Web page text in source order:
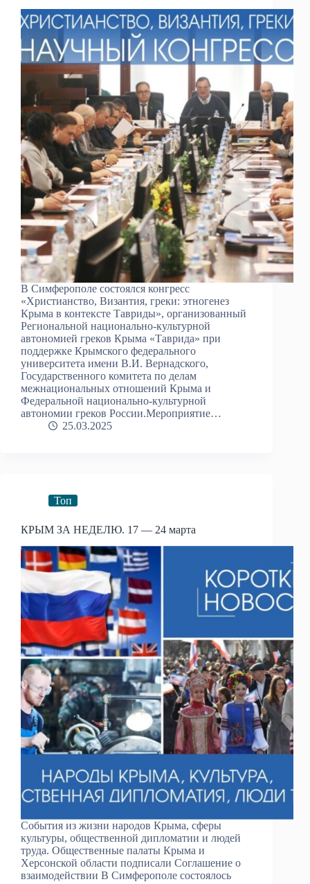
В Симферополе состоялся конгресс
«Христианство, Византия, греки: этногенез
Крыма в контексте Тавриды», организованный
Региональной национально-культурной
автономией греков Крыма «Таврида» при
поддержке Крымского федерального
университета имени В.И. Вернадского,
Государственного комитета по делам
межнациональных отношений Крыма и
Федеральной национально-культурной
автономии греков России.Мероприятие…
25.03.2025
Топ
КРЫМ ЗА НЕДЕЛЮ. 17 — 24 марта
События из жизни народов Крыма, сферы
культуры, общественной дипломатии и людей
труда. Общественные палаты Крыма и
Херсонской области подписали Соглашение о
взаимодействии В Симферополе состоялось